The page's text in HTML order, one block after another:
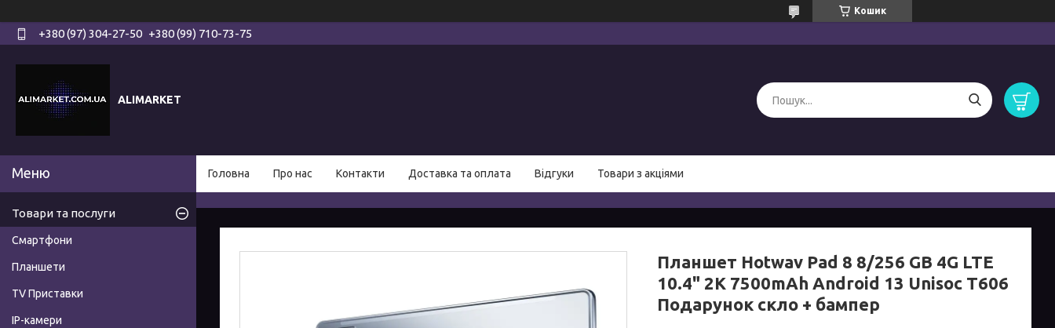
Кошик
+380 (97) 304-27-50 +380 (99) 710-73-75
ALIMARKET
Головна Про нас Контакти Доставка та оплата Відгуки Товари з акціями
Планшет Hotwav Pad 8 8/256 GB 4G LTE
10.4" 2K 7500mAh Android 13 Unisoc T606
Подарунок скло + бампер
Товари та послуги
Смартфони
Планшети
TV Приставки
IP-камери